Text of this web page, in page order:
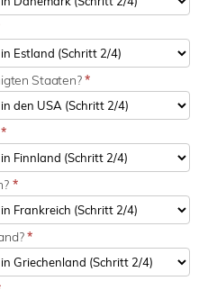
Staaten?*
*
*
*